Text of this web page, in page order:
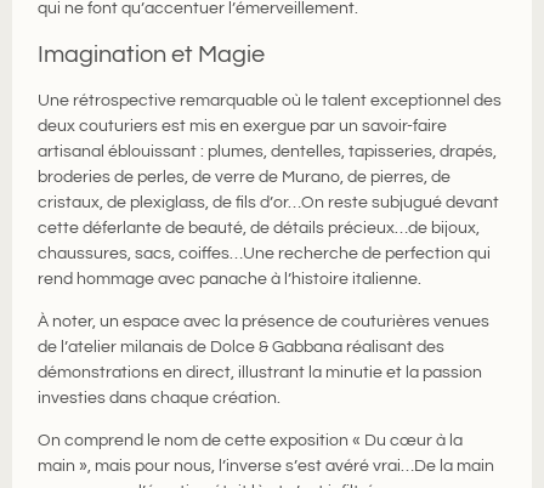
qui ne font qu’accentuer l’émerveillement.
Imagination et Magie
Une rétrospective remarquable où le talent exceptionnel des
deux couturiers est mis en exergue par un savoir-faire
artisanal éblouissant : plumes, dentelles, tapisseries, drapés,
broderies de perles, de verre de Murano, de pierres, de
cristaux, de plexiglass, de fils d’or…On reste subjugué devant
cette déferlante de beauté, de détails précieux…de bijoux,
chaussures, sacs, coiffes…Une recherche de perfection qui
rend hommage avec panache à l’histoire italienne.
À noter, un espace avec la présence de couturières venues
de l’atelier milanais de Dolce & Gabbana réalisant des
démonstrations en direct, illustrant la minutie et la passion
investies dans chaque création.
On comprend le nom de cette exposition « Du cœur à la
main », mais pour nous, l’inverse s’est avéré vrai…De la main